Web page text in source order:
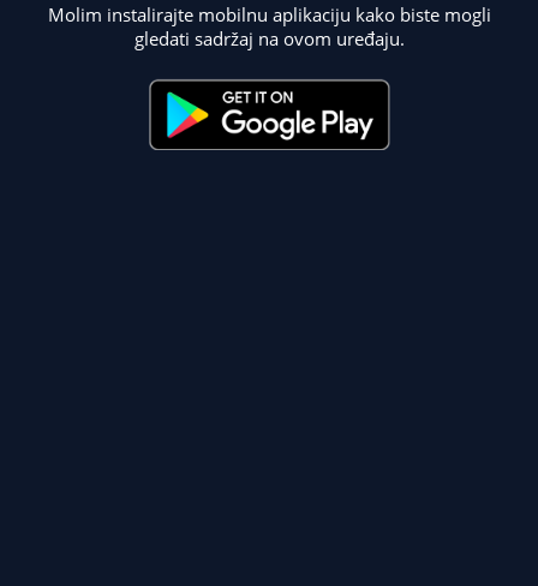
Molim instalirajte mobilnu aplikaciju kako biste mogli
gledati sadržaj na ovom uređaju.